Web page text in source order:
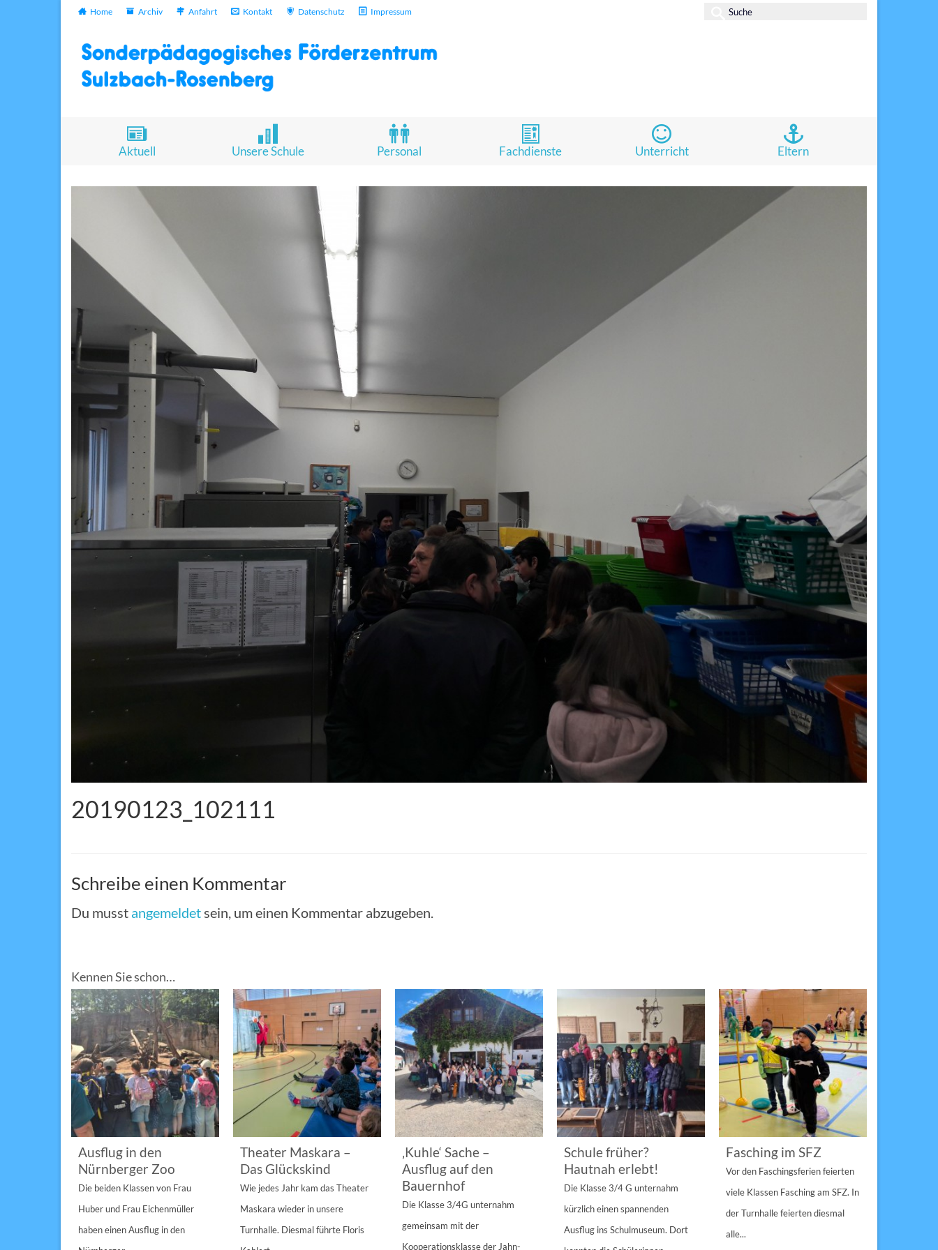
Home Archiv Anfahrt Kontakt Datenschutz Impressum
Suche
Aktuell Unsere Schule Personal Fachdienste Unterricht Eltern
20190123_102111
Schreibe einen Kommentar
Du musst angemeldetsein, um einen Kommentar abzugeben.
Kennen Sie schon…
Ausflug in den
Nürnberger Zoo
Die beiden Klassen von Frau
Huber und Frau Eichenmüller
haben einen Ausflug in den
Theater Maskara –
Das Glückskind
Wie jedes Jahr kam das Theater
Maskara wieder in unsere
Turnhalle. Diesmal führte Floris
‚Kuhle‘ Sache –
Ausflug auf den
Bauernhof
Die Klasse 3/4G unternahm
gemeinsam mit der
Kooperationsklasse der Jahn-
Schule früher?
Hautnah erlebt!
Die Klasse 3/4 G unternahm
kürzlich einen spannenden
Ausflug ins Schulmuseum. Dort
Fasching im SFZ
Vor den Faschingsferien feierten
viele Klassen Fasching am SFZ. In
der Turnhalle feierten diesmal
alle...